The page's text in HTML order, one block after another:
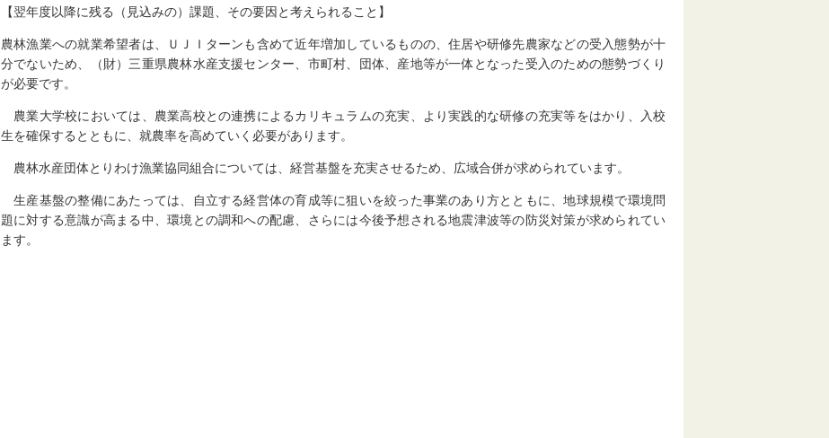
【翌年度以降に残る（見込みの）課題、その要因と考えられること】
農林漁業への就業希望者は、ＵＪＩターンも含めて近年増加しているものの、住居や研修先農家などの受入態勢が十
分でないため、（財）三重県農林水産支援センター、市町村、団体、産地等が一体となった受入のための態勢づくり
が必要です。
農業大学校においては、農業高校との連携によるカリキュラムの充実、より実践的な研修の充実等をはかり、入校
生を確保するとともに、就農率を高めていく必要があります。
農林水産団体とりわけ漁業協同組合については、経営基盤を充実させるため、広域合併が求められています。
生産基盤の整備にあたっては、自立する経営体の育成等に狙いを絞った事業のあり方とともに、地球規模で環境問
題に対する意識が高まる中、環境との調和への配慮、さらには今後予想される地震津波等の防災対策が求められてい
ます。